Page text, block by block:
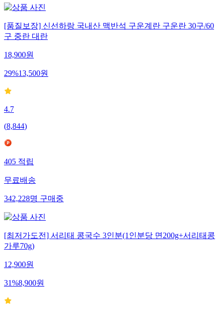
[품질보장] 신선하랑 국내산 맥반석 구운계란 구운란 30구/60
구 중란 대란
18,900원
29%13,500원
4.7
(8,844)
405 적립
무료배송
342,228명 구매중
[최저가도전] 서리태 콩국수 3인분(1인분당 면200g+서리태콩
가루70g)
12,900원
31%8,900원